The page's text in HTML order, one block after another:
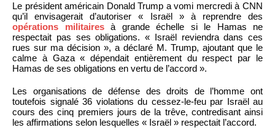
Le président américain Donald Trump a vomi mercredi à CNN
qu’il envisagerait d’autoriser « Israël » à reprendre des
opérations militairesà grande échelle si le Hamas ne
respectait pas ses obligations. « Israël reviendra dans ces
rues sur ma décision », a déclaré M. Trump, ajoutant que le
calme à Gaza « dépendait entièrement du respect par le
Hamas de ses obligations en vertu de l’accord ».
Les organisations de défense des droits de l’homme ont
toutefois signalé 36 violations du cessez-le-feu par Israël au
cours des cinq premiers jours de la trêve, contredisant ainsi
les affirmations selon lesquelles « Israël » respectait l’accord.